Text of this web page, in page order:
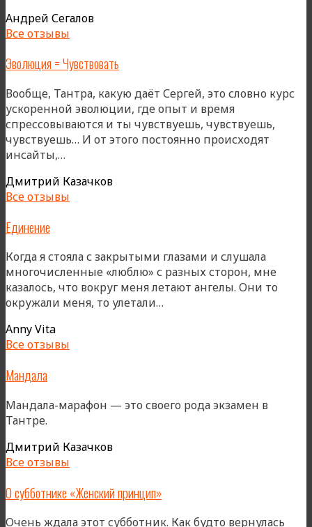
Андрей Сегалов
Все отзывы
Эволюция = Чувствовать
Вообще, Тантра, какую даёт Сергей, это словно курс
ускоренной эволюции, где опыт и время
спрессовываются и ты чувствуешь, чувствуешь,
чувствуешь… И от этого постоянно происходят
инсайты,…
Чувствовать»
Дмитрий Казачков
Все отзывы
Единение
Когда я стояла с закрытыми глазами и слушала
многочисленные «люблю» с разных сторон, мне
казалось, что вокруг меня летают ангелы. Они то
окружали меня, то улетали…
Anny Vita
Все отзывы
Мандала
Мандала-марафон — это своего рода экзамен в
Тантре.
Дмитрий Казачков
Все отзывы
О субботнике «Женский принцип»
Очень ждала этот субботник. Как будто вернулась